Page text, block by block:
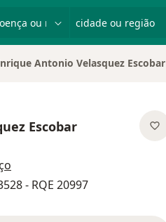
de cidadeAntonio Velasquez Escobar
Escobar
- RQE 20997